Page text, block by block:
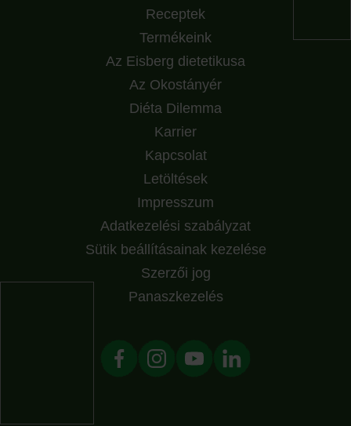
Receptek
Termékeink
Az Eisberg dietetikusa
Az Okostányér
Diéta Dilemma
Karrier
Kapcsolat
Letöltések
Impresszum
Adatkezelési szabályzat
Sütik beállításainak kezelése
Szerzői jog
Panaszkezelés